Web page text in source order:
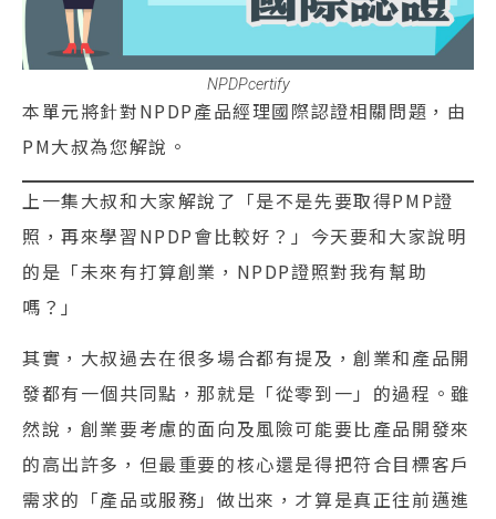
NPDPcertify
本單元將針對NPDP產品經理國際認證相關問題，由
PM大叔為您解說。
上一集大叔和大家解說了「是不是先要取得PMP證
照，再來學習NPDP會比較好？」今天要和大家說明
的是「未來有打算創業，NPDP證照對我有幫助
嗎？」
其實，大叔過去在很多場合都有提及，創業和產品開
發都有一個共同點，那就是「從零到一」的過程。雖
然說，創業要考慮的面向及風險可能要比產品開發來
的高出許多，但最重要的核心還是得把符合目標客戶
需求的「產品或服務」做出來，才算是真正往前邁進